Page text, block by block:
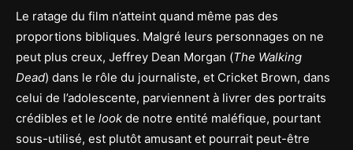
Le ratage du film n’atteint quand même pas des
proportions bibliques. Malgré leurs personnages on ne
peut plus creux, Jeffrey Dean Morgan (The Walking
Dead) dans le rôle du journaliste, et Cricket Brown, dans
celui de l’adolescente, parviennent à livrer des portraits
crédibles et le look de notre entité maléfique, pourtant
sous-utilisé, est plutôt amusant et pourrait peut-être